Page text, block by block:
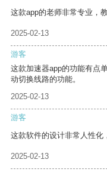
这款app的老师非常专业，
2025-02-13
游客
这款加速器app的功能有点
动切换线路的功能。
2025-02-13
游客
这款软件的设计非常人性化
2025-02-13